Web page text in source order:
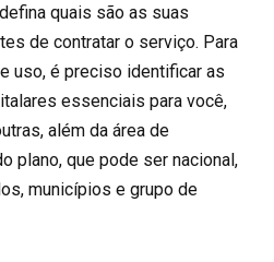
quais são as suas
de contratar o serviço. Para
uso, é preciso identificar as
essenciais para você,
além da área de
plano, que pode ser nacional,
municípios e grupo de